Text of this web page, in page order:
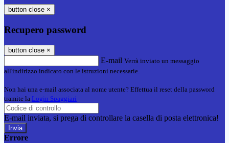
button close ×
Recupero password
button close ×
E-mail Verrà inviato un messaggio
all'indirizzo indicato con le istruzioni necessarie.
Non hai una e-mail associata al nome utente? Effettua il reset della password
tramite la Login Spaggiari
E-mail inviata, si prega di controllare la casella di posta elettronica!
Errore